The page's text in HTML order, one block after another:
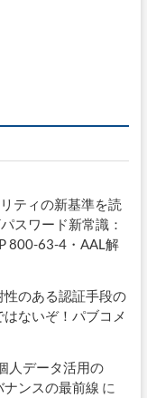
ティの新基準を読
スワード新常識：
800-63-4・AAL解
のある認証手段の
ないぞ！パブコメ
人データ活用の
ナンスの最前線 に